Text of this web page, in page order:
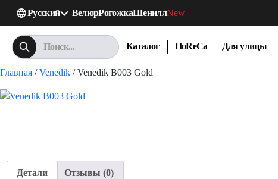
Русский ВелюрРогожкаШениллNew
Каталог HoReCa Для улицы
Главная /Venedik / Venedik B003 Gold
Детали Отзывы (0)